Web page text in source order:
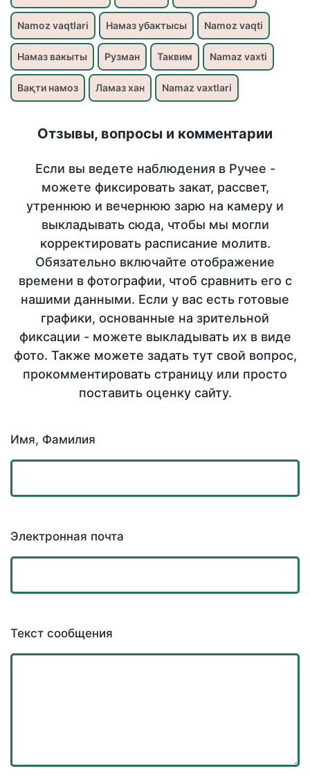
Namoz vaqtlari Намаз убактысы Namoz vaqti
Намаз вакыты Рузман Таквим Namaz vaxti
Вақти намоз Ламаз хан Namaz vaxtlari
Отзывы, вопросы и комментарии
Если вы ведете наблюдения в Ручее -
можете фиксировать закат, рассвет,
утреннюю и вечернюю зарю на камеру и
выкладывать сюда, чтобы мы могли
корректировать расписание молитв.
Обязательно включайте отображение
времени в фотографии, чтоб сравнить его с
нашими данными. Если у вас есть готовые
графики, основанные на зрительной
фиксации - можете выкладывать их в виде
фото. Также можете задать тут свой вопрос,
прокомментировать страницу или просто
поставить оценку сайту.
Имя, Фамилия
Электронная почта
Текст сообщения